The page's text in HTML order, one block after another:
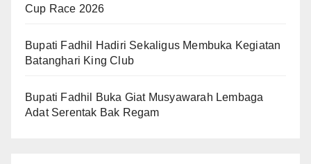
Cup Race 2026
Bupati Fadhil Hadiri Sekaligus Membuka Kegiatan
Batanghari King Club
Bupati Fadhil Buka Giat Musyawarah Lembaga
Adat Serentak Bak Regam